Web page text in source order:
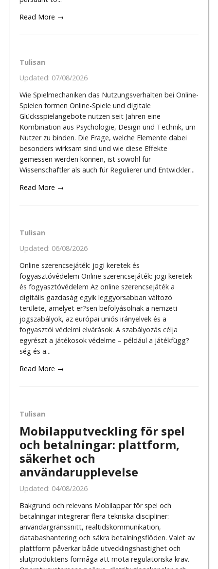
Read More →
Tulisan
Updated: 07/08/2026
Wie Spielmechaniken das Nutzungsverhalten bei Online-
Spielen formen Online-Spiele und digitale
Glücksspielangebote nutzen seit Jahren eine
Kombination aus Psychologie, Design und Technik, um
Nutzer zu binden. Die Frage, welche Elemente dabei
besonders wirksam sind und wie diese Effekte
gemessen werden können, ist sowohl für
Wissenschaftler als auch für Regulierer und Entwickler...
Read More →
Tulisan
Updated: 06/08/2026
Online szerencsejáték: jogi keretek és
fogyasztóvédelem Online szerencsejáték: jogi keretek
és fogyasztóvédelem Az online szerencsejáték a
digitális gazdaság egyik leggyorsabban változó
területe, amelyet er?sen befolyásolnak a nemzeti
jogszabályok, az európai uniós irányelvek és a
fogyasztói védelmi elvárások. A szabályozás célja
egyrészt a játékosok védelme – például a játékfügg?
ség és a...
Read More →
Tulisan
Mobilapputveckling för spel
och betalningar: plattform,
säkerhet och
användarupplevelse
Updated: 04/08/2026
Bakgrund och relevans Mobilappar för spel och
betalningar integrerar flera tekniska discipliner:
användargränssnitt, realtidskommunikation,
databashantering och säkra betalningsflöden. Valet av
plattform påverkar både utvecklingshastighet och
slutproduktens förmåga att möta regulatoriska krav.